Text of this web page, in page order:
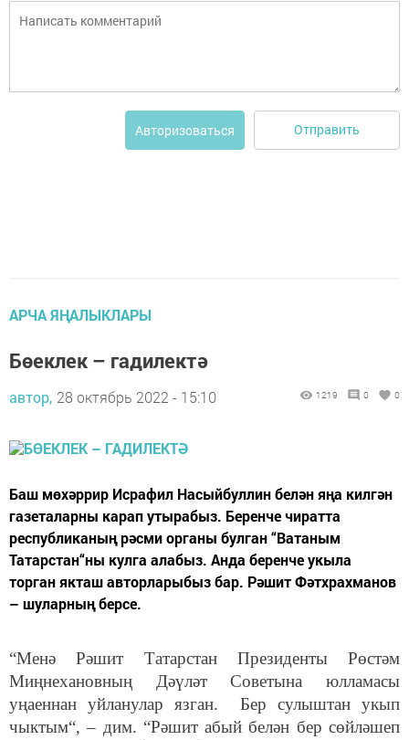
Авторизоваться Отправить
АРЧА ЯҢАЛЫКЛАРЫ
Бөеклек – гадилектә
автор, 28 октябрь 2022 - 15:10 1219 0 0
Баш мөхәррир Исрафил Насыйбуллин белән яңа килгән
газеталарны карап утырабыз. Беренче чиратта
республиканың рәсми органы булган “Ватаным
Татарстан“ны кулга алабыз. Анда беренче укыла
торган якташ авторларыбыз бар. Рәшит Фәтхрахманов
– шуларның берсе.
“Менә Рәшит Татарстан Президенты Рөстәм
Миңнехановның Дәүләт Советына юлламасы
уңаеннан уйланулар язган. Бер сулыштан укып
чыктым“, – дим. “Рәшит абый белән бер сөйләшеп